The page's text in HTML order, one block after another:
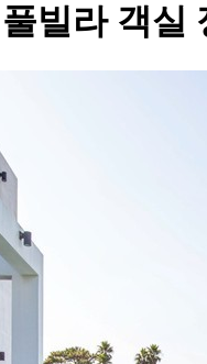
빌라객실